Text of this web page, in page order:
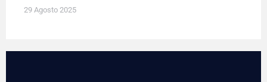
29 Agosto 2025